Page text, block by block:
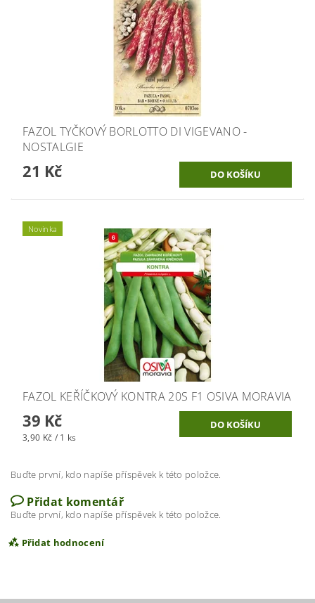
FAZOL TYČKOVÝ BORLOTTO DI VIGEVANO -
NOSTALGIE
21 Kč
Novinka
FAZOL KEŘÍČKOVÝ KONTRA 20S F1 OSIVA MORAVIA
39 Kč
3,90 Kč / 1 ks
Buďte první, kdo napíše příspěvek k této položce.
Přidat komentář
Buďte první, kdo napíše příspěvek k této položce.
Přidat hodnocení